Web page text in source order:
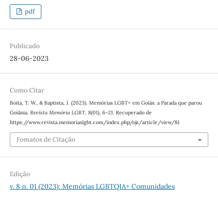
pdf
Publicado
28-06-2023
Como Citar
Boita, T. W., & Baptista, J. (2023). Memórias LGBT+ em Goiás: a Parada que parou
Goiânia. Revista Memória LGBT, 8(01), 6–21. Recuperado de
https://www.revista.memoriaslgbt.com/index.php/ojs/article/view/81
Fomatos de Citação
Edição
v. 8 n. 01 (2023): Memórias LGBTQIA+ Comunidades